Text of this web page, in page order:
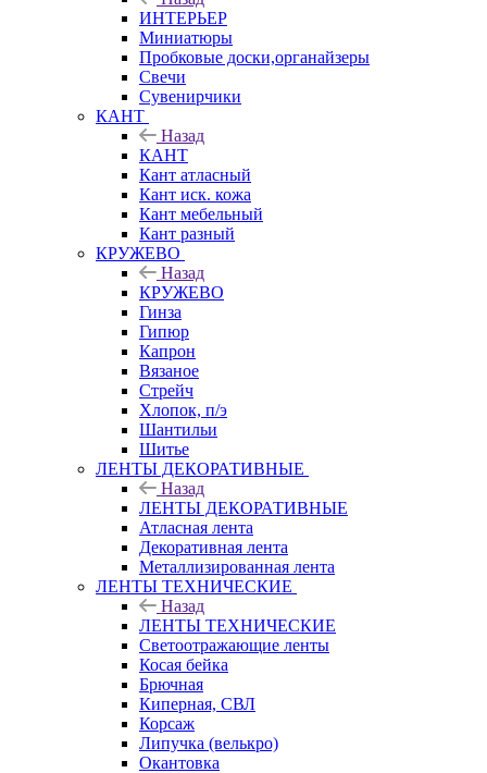
ИНТЕРЬЕР
Миниатюры
Пробковые доски,органайзеры
Свечи
Сувенирчики
КАНТ
Назад
КАНТ
Кант атласный
Кант иск. кожа
Кант мебельный
Кант разный
КРУЖЕВО
Назад
КРУЖЕВО
Гинза
Гипюр
Капрон
Вязаное
Стрейч
Хлопок, п/э
Шантильи
Шитье
ЛЕНТЫ ДЕКОРАТИВНЫЕ
Назад
ЛЕНТЫ ДЕКОРАТИВНЫЕ
Атласная лента
Декоративная лента
Металлизированная лента
ЛЕНТЫ ТЕХНИЧЕСКИЕ
Назад
ЛЕНТЫ ТЕХНИЧЕСКИЕ
Светоотражающие ленты
Косая бейка
Брючная
Киперная, СВЛ
Корсаж
Липучка (велькро)
Окантовка